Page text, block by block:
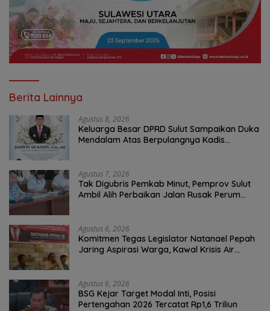
Berita Lainnya
Agustus 8, 2026
Keluarga Besar DPRD Sulut Sampaikan Duka
Mendalam Atas Berpulangnya Kadis
Agustus 7, 2026
Tak Digubris Pemkab Minut, Pemprov Sulut
Ambil Alih Perbaikan Jalan Rusak Perum
Agustus 6, 2026
Komitmen Tegas Legislator Natanael Pepah
Jaring Aspirasi Warga, Kawal Krisis Air
Agustus 6, 2026
BSG Kejar Target Modal Inti, Posisi
Pertengahan 2026 Tercatat Rp1,6 Triliun